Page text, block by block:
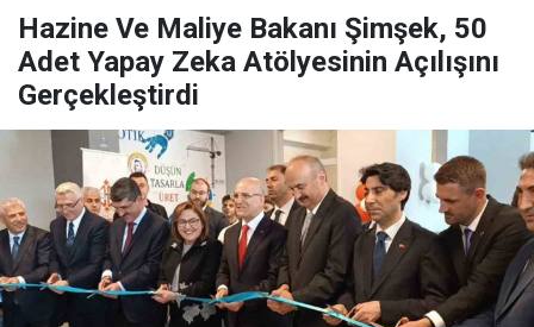
Hazine Ve Maliye Bakanı Şimşek, 50
Adet Yapay Zeka Atölyesinin Açılışını
Gerçekleştirdi